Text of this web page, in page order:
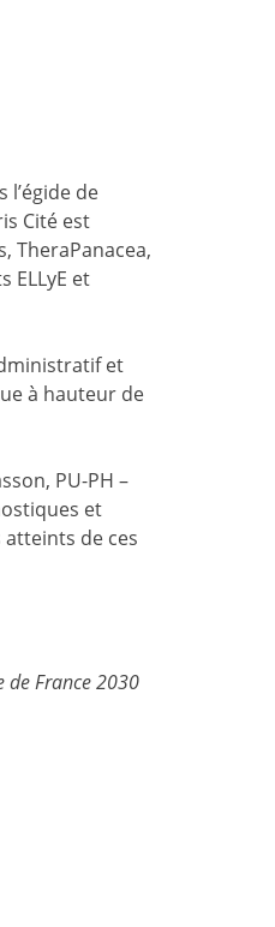
l’égide de
Cité est
TheraPanacea,
ELLyE et
et
à hauteur de
PU-PH –
et
de ces
de France 2030